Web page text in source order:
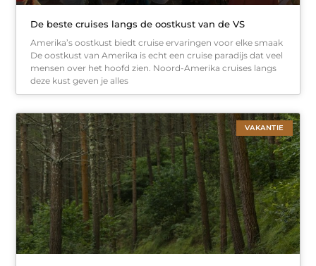
De beste cruises langs de oostkust van de VS
Amerika’s oostkust biedt cruise ervaringen voor elke smaak
De oostkust van Amerika is echt een cruise paradijs dat veel
mensen over het hoofd zien. Noord-Amerika cruises langs
deze kust geven je alles
VAKANTIE